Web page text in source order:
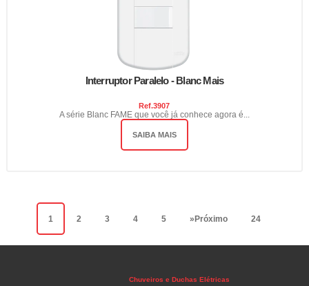
Interruptor Paralelo - Blanc Mais
Ref.3907
A série Blanc FAME que você já conhece agora é...
SAIBA MAIS
1 2 3 4 5 » Próximo 24
Chuveiros e Duchas Elétricas